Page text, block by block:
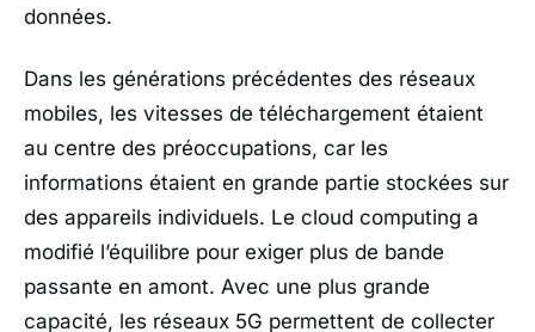
données.
Dans les générations précédentes des réseaux
mobiles, les vitesses de téléchargement étaient
au centre des préoccupations, car les
informations étaient en grande partie stockées sur
des appareils individuels. Le cloud computing a
modifié l’équilibre pour exiger plus de bande
passante en amont. Avec une plus grande
capacité, les réseaux 5G permettent de collecter